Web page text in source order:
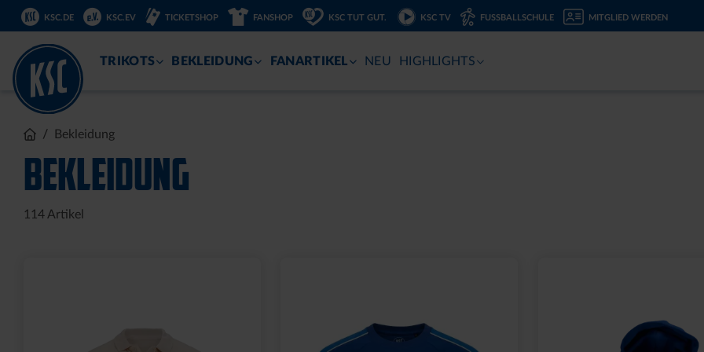
DIREKT
ZUM
KSC.DE KSC.EV TICKETSHOP FANSHOP KSC TUT GUT. KSC TV FUSSBALLSCHULE MITGLIED WERDEN
TRIKOTS BEKLEIDUNG FANARTIKEL NEU HIGHLIGHTS
Bekleidung
BEKLEIDUNG
114 Artikel